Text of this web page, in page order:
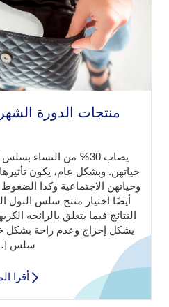
منتجات الدورة
يصاب 30% من النساء
حياتهن. وبشكل عام، يكون تأثيرها
وحياتهن الاجتماعية وكذا الضغوط
أيضًا اختيار منتج سلس البول
النتائج فيما يتعلق بالرائحة
يشكل إحراج وعدم راحة بشكل خاص.
سلس […]
أقرا المزيد